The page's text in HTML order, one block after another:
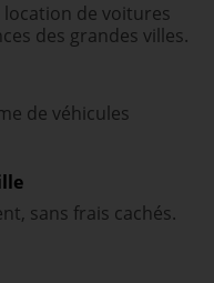
de voitures
des grandes villes.
de véhicules
sans frais cachés.